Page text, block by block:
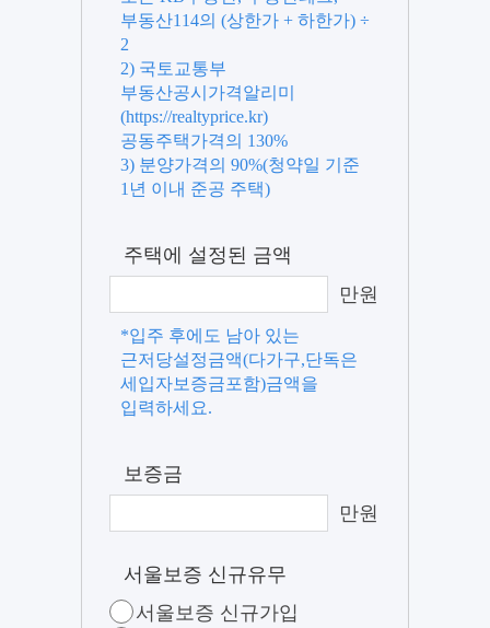
부동산114의 (상한가 + 하한가) ÷
2
2) 국토교통부
부동산공시가격알리미
(https://realtyprice.kr)
공동주택가격의 130%
3) 분양가격의 90%(청약일 기준
1년 이내 준공 주택)
주택에 설정된 금액
만원
*입주 후에도 남아 있는
근저당설정금액(다가구,단독은
세입자보증금포함)금액을
입력하세요.
보증금
만원
서울보증 신규유무
서울보증 신규가입